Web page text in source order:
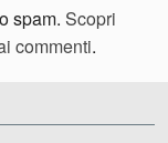
spam. Scopri
commenti.